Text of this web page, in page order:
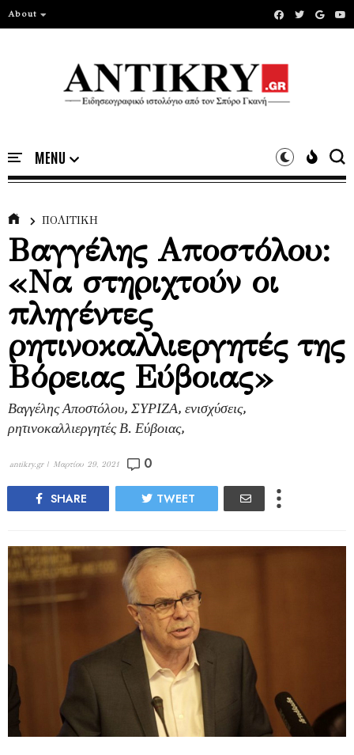
About
ΠΟΛΙΤΙΚΗ
Βαγγέλης Aποστόλου:
«Να στηριχτούν οι
πληγέντες
ρητινοκαλλιεργητές της
Βόρειας Εύβοιας»
Βαγγέλης Αποστόλου, ΣΥΡΙΖΑ, ενισχύσεις,
ρητινοκαλλιεργητές Β. Εύβοιας,
antikry.gr | Μαρτίου 29, 2021 0
SHARE TWEET